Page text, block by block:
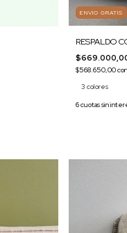
ENVÍO GRATIS
RESPALDO
$568.650,00con
3 colores
6cuotas sin